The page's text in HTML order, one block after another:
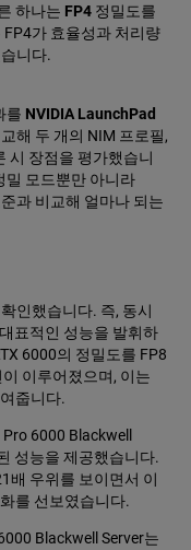
하나는 FP4 정밀도를
가 효율성과 처리량
니다.
를 NVIDIA LaunchPad
해 두 개의 NIM 프로필,
시 장점을 평가했습니
밀 모드뿐만 아니라
과 비교해 얼마나 되는
인했습니다. 즉, 동시
표적인 성능을 발휘하
6000의 정밀도를 FP8
이루어졌으며, 이는
줍니다.
6000 Blackwell
성능을 제공했습니다.
배 우위를 보이면서 이
를 선보였습니다.
Blackwell Server는